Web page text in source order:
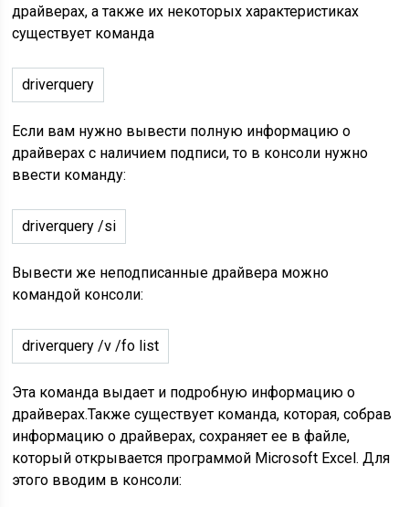
драйверах, а также их некоторых характеристиках
существует команда
driverquery
Если вам нужно вывести полную информацию о
драйверах с наличием подписи, то в консоли нужно
ввести команду:
driverquery /si
Вывести же неподписанные драйвера можно
командой консоли:
driverquery /v /fo list
Эта команда выдает и подробную информацию о
драйверах.Также существует команда, которая, собрав
информацию о драйверах, сохраняет ее в файле,
который открывается программой Microsoft Excel. Для
этого вводим в консоли: